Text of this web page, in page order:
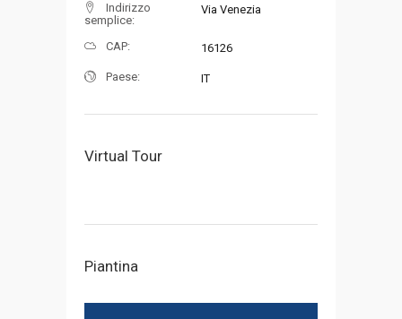
Indirizzo
semplice:
Via Venezia
CAP: 16126
Paese: IT
Virtual Tour
Piantina